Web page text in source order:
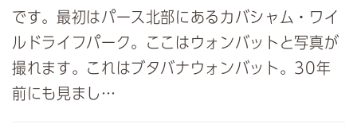
です。最初はパース北部にあるカバシャム・ワイ
ルドライフパーク。ここはウォンバットと写真が
撮れます。これはブタバナウォンバット。30年
前にも見まし…